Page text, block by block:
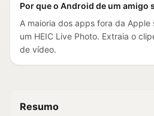
Por que o Android de um amigo
A maioria dos apps fora da
um HEIC Live Photo. Extraia o
de vídeo.
Resumo